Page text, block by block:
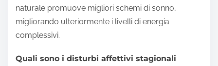
naturale promuove migliori schemi di sonno,
migliorando ulteriormente i livelli di energia
complessivi.
Quali sono i disturbi affettivi stagionali